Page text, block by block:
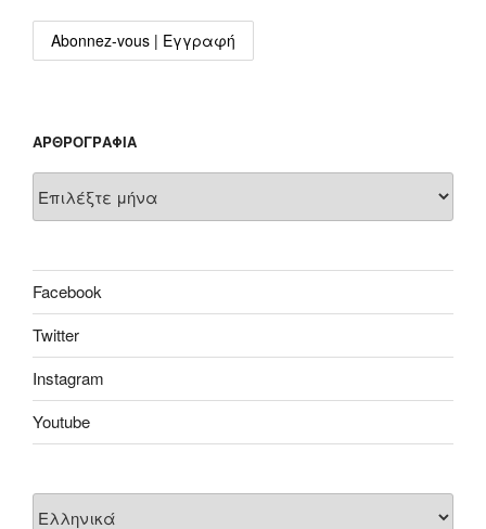
ΑΡΘΡΟΓΡΑΦΊΑ
Facebook
Twitter
Instagram
Youtube